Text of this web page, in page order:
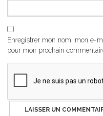
Enregistrer mon nom, mon e-
pour mon prochain